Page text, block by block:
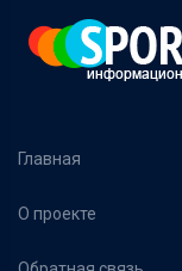
Главная
О проекте